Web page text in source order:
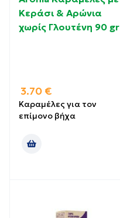
Κεράσι & Αρώνια
χωρίς Γλουτένη 90 gr
3.70 €
Καραμέλες για τον
επίμονο βήχα